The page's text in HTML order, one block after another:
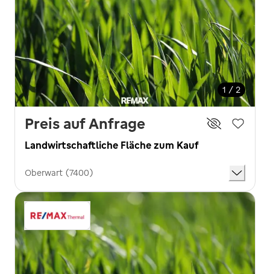
1 / 2
Preis auf Anfrage
Landwirtschaftliche Fläche zum Kauf
Oberwart (7400)